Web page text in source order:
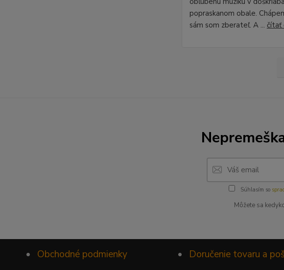
popraskanom obale.
sám som zberateľ. A ... čítať
Súhlasím so
Môžete sa
• Obchodné podmienky • Doručenie tovaru a